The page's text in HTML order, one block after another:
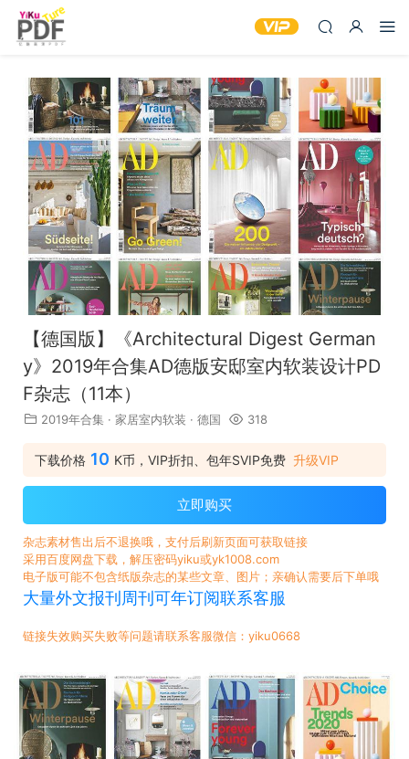
【德国版】《Architectural Digest German
y》2019年合集AD德版安邸室内软装设计PD
F杂志（11本）
2019年合集 · 家居室内软装 · 德国 318
下载价格 10 K币，VIP折扣、包年SVIP免费 升级VIP
立即购买
杂志素材售出后不退换哦，支付后刷新页面可获取链接
采用百度网盘下载，解压密码yiku或yk1008.com
电子版可能不包含纸版杂志的某些文章、图片；亲确认需要后下单哦
大量外文报刊周刊可年订阅联系客服
链接失效购买失败等问题请联系客服微信：yiku0668